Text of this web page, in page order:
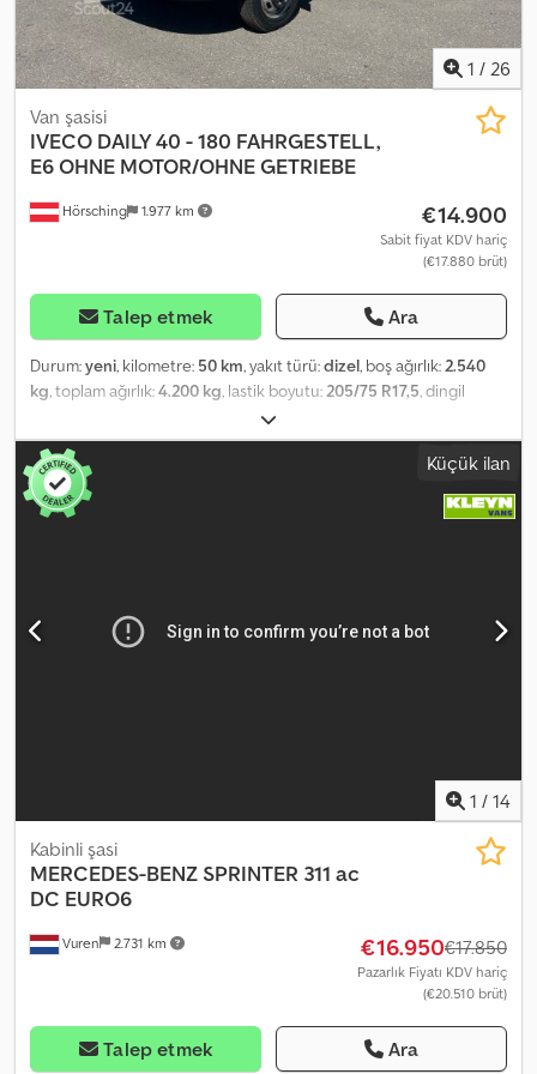
1 / 26
Hörsching 1.977 km
Van şasisi
IVECO DAILY 40 - 180 FAHRGESTELL,
E6 OHNE MOTOR/OHNE GETRIEBE
€14.900
Sabit fiyat KDV hariç
(€17.880 brüt)
Talep etmek Ara
Durum:yeni, kilometre: 50 km, yakıt türü:dizel, boş ağırlık:2.540
kg, toplam ağırlık:4.200 kg, lastik boyutu:205/75 R17,5, dingil
, dingil mesafesi:
otomatik, emisyon sınıfı:Euro 6, süspansiyon:çelik-hava, Donanım:
ABS, araç içi bilgisayar, diferansiyel kilidi, hız sabitleyici, kamyon
kaydı, klima, merkezi kilitleme
, | Iveco Daily Şasi YENİ ARAÇ! |
Otomatik şanzıman monte edildi, EURO 6 | İkiz lastik | Arka aksta
görüş kamerası | Donanım listesi talep üzerine | Yazım hatası, bilgi
girme hatası ve ön satış hakkı saklıdır. Dwjdpfxey Niylo Acfsa
Küçük ilan
1 / 14
Vuren 2.731 km
Kabinli şasi
MERCEDES-BENZ SPRINTER 311 ac
DC EURO6
€16.950€17.850
Pazarlık Fiyatı KDV hariç
(€20.510 brüt)
Talep etmek Ara